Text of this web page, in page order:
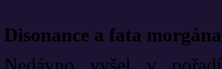
Disonance a fata morgána
Nedávno vyšel v